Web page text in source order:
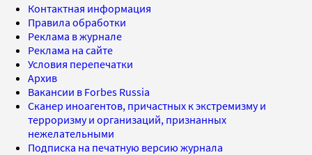
Контактная информация
Правила обработки
Реклама в журнале
Реклама на сайте
Условия перепечатки
Архив
Вакансии в Forbes Russia
Сканер иноагентов, причастных к экстремизму и
терроризму и организаций, признанных
нежелательными
Подписка на печатную версию журнала